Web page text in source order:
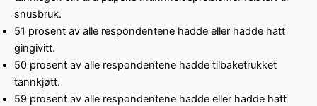
snusbruk.
51 prosent av alle respondentene hadde eller hadde hatt
gingivitt.
50 prosent av alle respondentene hadde tilbaketrukket
tannkjøtt.
59 prosent av alle respondentene hadde eller hadde hatt